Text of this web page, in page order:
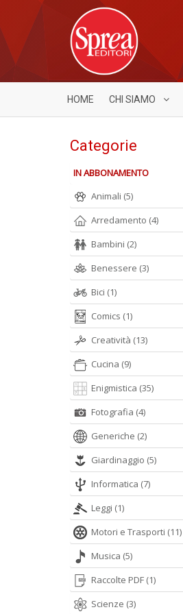
HOME CHI SIAMO
Categorie
IN ABBONAMENTO
Animali (5)
Arredamento (4)
Bambini (2)
Benessere (3)
Bici (1)
Comics (1)
Creatività (13)
Cucina (9)
Enigmistica (35)
Fotografia (4)
Generiche (2)
Giardinaggio (5)
Informatica (7)
Leggi (1)
Motori e Trasporti (11)
Musica (5)
Raccolte PDF (1)
Scienze (3)